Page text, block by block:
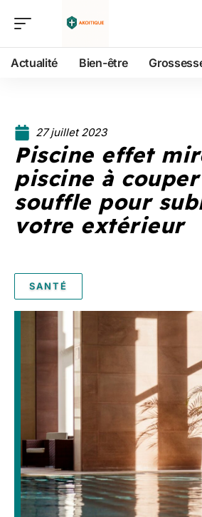
Actualité Bien-être
27 juillet 2023
Piscine effet
piscine à
souffle pour
votre extérieur
SANTÉ